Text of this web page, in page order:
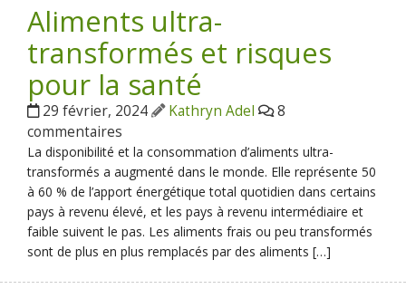
Aliments ultra-
transformés et risques
pour la santé
29 février, 2024 Kathryn Adel
8
commentaires
La disponibilité et la consommation d’aliments ultra-
transformés a augmenté dans le monde. Elle représente 50
à 60 % de l’apport énergétique total quotidien dans certains
pays à revenu élevé, et les pays à revenu intermédiaire et
faible suivent le pas. Les aliments frais ou peu transformés
sont de plus en plus remplacés par des aliments […]